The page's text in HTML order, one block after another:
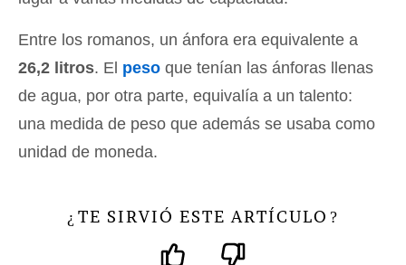
Entre los romanos, un ánfora era equivalente a
26,2 litros. El peso que tenían las ánforas llenas
de agua, por otra parte, equivalía a un talento:
una medida de peso que además se usaba como
unidad de moneda.
¿ TE SIRVIÓ ESTE ARTÍCULO ?